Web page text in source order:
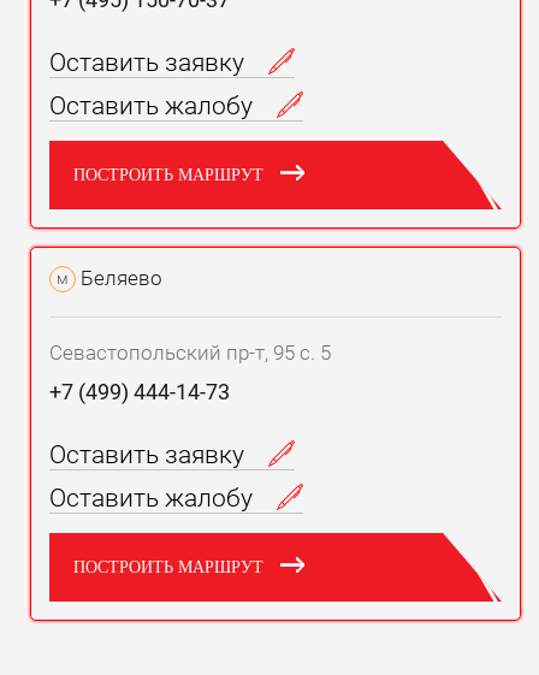
Оставить заявку
Оставить жалобу
ПОСТРОИТЬ МАРШРУТ
м Беляево
Севастопольский пр-т, 95 с. 5
+7 (499) 444-14-73
Оставить заявку
Оставить жалобу
ПОСТРОИТЬ МАРШРУТ